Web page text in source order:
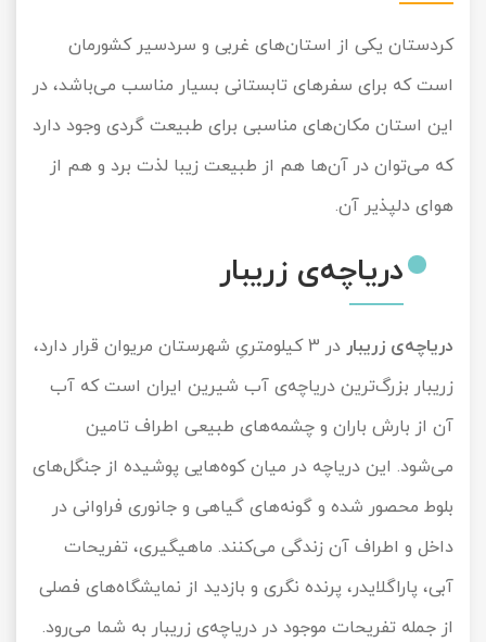
کردستان یکی از استان‌های غربی و سردسیر کشورمان
است که برای سفرهای تابستانی بسیار مناسب می‌باشد، در
این استان مکان‌های مناسبی برای طبیعت گردی وجود دارد
که می‌توان در آن‌ها هم از طبیعت زیبا لذت برد و هم از
هوای دلپذیر آن.
دریاچه‌ی زریبار
دریاچه‌ی زریبار
در 3 کیلومتریِ شهرستان مریوان قرار دارد،
زریبار بزرگ‌ترین دریاچه‌ی آب شیرین ایران است که آب
آن از بارش باران و چشمه‌های طبیعی اطراف تامین
می‌شود. این دریاچه در میان کوه‌هایی پوشیده از جنگل‌های
بلوط محصور شده و گونه‌های گیاهی و جانوری فراوانی در
داخل و اطراف آن زندگی می‌کنند. ماهیگیری، تفریحات
آبی، پاراگلایدر، پرنده نگری و بازدید از نمایشگاه‌های فصلی
از جمله تفریحات موجود در دریاچه‌ی زریبار به شما می‌رود.